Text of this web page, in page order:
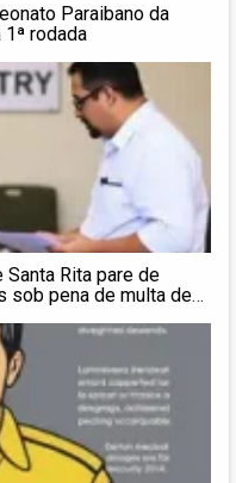
Paraibano da
rodada
Rita pare de
sob pena de multa de